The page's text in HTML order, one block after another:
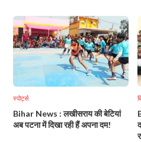
स्पोर्ट्स
Bihar News : लखीसराय की बेटियां
अब पटना में दिखा रही हैं अपना दम!